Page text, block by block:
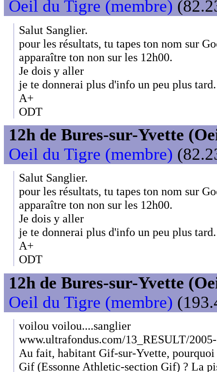
Oeil du Tigre (membre)
Salut Sanglier.
pour les résultats, tu tapes ton nom sur
apparaître ton non sur les 12h00.
Je dois y aller
je te donnerai plus d'info un peu plus tard.
A+
ODT
12h de Bures-sur-Yvette
Oeil du Tigre (membre)
Salut Sanglier.
pour les résultats, tu tapes ton nom sur
apparaître ton non sur les 12h00.
Je dois y aller
je te donnerai plus d'info un peu plus tard.
A+
ODT
12h de Bures-sur-Yvette
Oeil du Tigre (membre)
voilou voilou....sanglier
www.ultrafondus.com/13_RESULT/
Au fait, habitant Gif-sur-Yvette,
Gif (Essonne Athletic-section Gif) ? La